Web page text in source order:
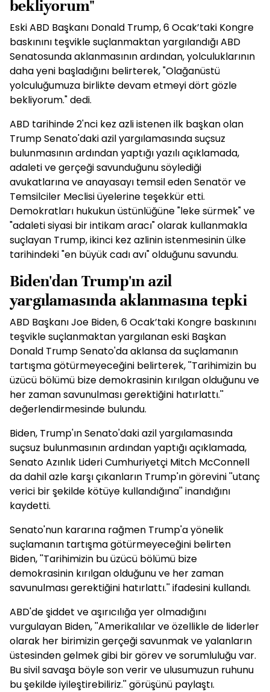
bekliyorum"
Eski ABD Başkanı Donald Trump, 6 Ocak’taki Kongre
baskınını teşvikle suçlanmaktan yargılandığı ABD
Senatosunda aklanmasının ardından, yolculuklarının
daha yeni başladığını belirterek, "Olağanüstü
yolculuğumuza birlikte devam etmeyi dört gözle
bekliyorum." dedi.
ABD tarihinde 2'nci kez azli istenen ilk başkan olan
Trump Senato'daki azil yargılamasında suçsuz
bulunmasının ardından yaptığı yazılı açıklamada,
adaleti ve gerçeği savunduğunu söylediği
avukatlarına ve anayasayı temsil eden Senatör ve
Temsilciler Meclisi üyelerine teşekkür etti.
Demokratları hukukun üstünlüğüne "leke sürmek" ve
"adaleti siyasi bir intikam aracı" olarak kullanmakla
suçlayan Trump, ikinci kez azlinin istenmesinin ülke
tarihindeki "en büyük cadı avı" olduğunu savundu.
Biden'dan Trump'ın azil
yargılamasında aklanmasına tepki
ABD Başkanı Joe Biden, 6 Ocak’taki Kongre baskınını
teşvikle suçlanmaktan yargılanan eski Başkan
Donald Trump Senato'da aklansa da suçlamanın
tartışma götürmeyeceğini belirterek, ''Tarihimizin bu
üzücü bölümü bize demokrasinin kırılgan olduğunu ve
her zaman savunulması gerektiğini hatırlattı.''
değerlendirmesinde bulundu.
Biden, Trump'ın Senato'daki azil yargılamasında
suçsuz bulunmasının ardından yaptığı açıklamada,
Senato Azınlık Lideri Cumhuriyetçi Mitch McConnell
da dahil azle karşı çıkanların Trump'ın görevini ''utanç
verici bir şekilde kötüye kullandığına'' inandığını
kaydetti.
Senato'nun kararına rağmen Trump'a yönelik
suçlamanın tartışma götürmeyeceğini belirten
Biden, ''Tarihimizin bu üzücü bölümü bize
demokrasinin kırılgan olduğunu ve her zaman
savunulması gerektiğini hatırlattı.'' ifadesini kullandı.
ABD'de şiddet ve aşırıcılığa yer olmadığını
vurgulayan Biden, ''Amerikalılar ve özellikle de liderler
olarak her birimizin gerçeği savunmak ve yalanların
üstesinden gelmek gibi bir görev ve sorumluluğu var.
Bu sivil savaşa böyle son verir ve ulusumuzun ruhunu
bu şekilde iyileştirebiliriz.'' görüşünü paylaştı.